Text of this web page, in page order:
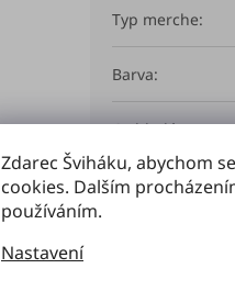
Zdarec Šviháku, abychom
cookies. Dalším
používáním.
Nastavení
Typ merche:
Barva:
Co hledám:
Materiál: